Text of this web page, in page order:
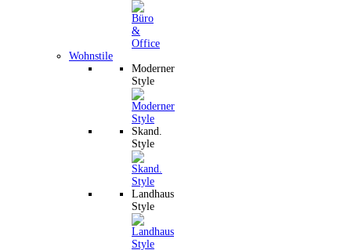
Wohnstile
Moderner
Style
Skand.
Style
Landhaus
Style